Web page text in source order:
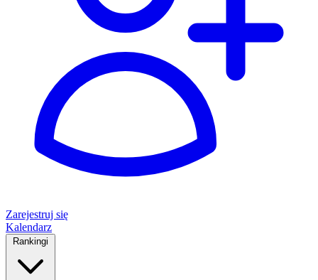
Zarejestruj się
Kalendarz
Rankingi